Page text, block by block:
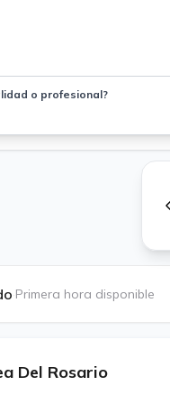
o profesional?
Primera hora disponible
Del Rosario